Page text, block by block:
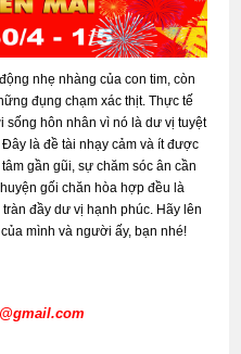
nhẹ nhàng của con tim, còn
đụng chạm xác thịt. Thực tế
sống hôn nhân vì nó là dư vị tuyệt
là đề tài nhạy cảm và ít được
gần gũi, sự chăm sóc ân cần
gối chăn hòa hợp đều là
đầy dư vị hạnh phúc. Hãy lên
mình và người ấy, bạn nhé!